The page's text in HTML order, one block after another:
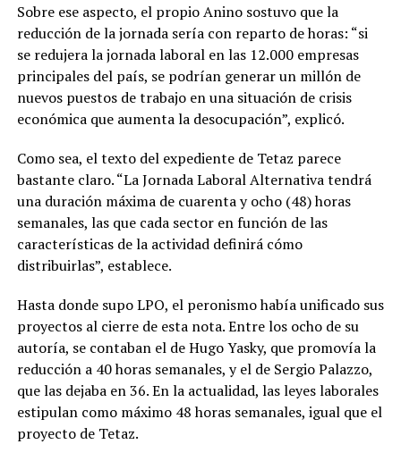
Sobre ese aspecto, el propio Anino sostuvo que la
reducción de la jornada sería con reparto de horas: “si
se redujera la jornada laboral en las 12.000 empresas
principales del país, se podrían generar un millón de
nuevos puestos de trabajo en una situación de crisis
económica que aumenta la desocupación”, explicó.
Como sea, el texto del expediente de Tetaz parece
bastante claro. “La Jornada Laboral Alternativa tendrá
una duración máxima de cuarenta y ocho (48) horas
semanales, las que cada sector en función de las
características de la actividad definirá cómo
distribuirlas”, establece.
Hasta donde supo LPO, el peronismo había unificado sus
proyectos al cierre de esta nota. Entre los ocho de su
autoría, se contaban el de Hugo Yasky, que promovía la
reducción a 40 horas semanales, y el de Sergio Palazzo,
que las dejaba en 36. En la actualidad, las leyes laborales
estipulan como máximo 48 horas semanales, igual que el
proyecto de Tetaz.